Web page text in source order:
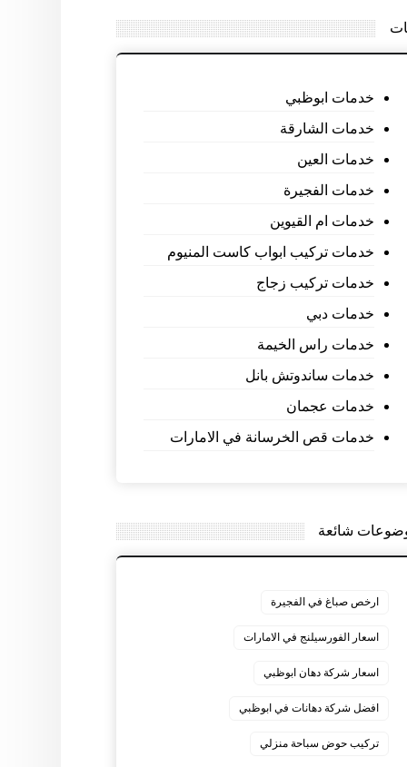
خدمات ابوظبي
خدمات الشارقة
خدمات العين
خدمات الفجيرة
خدمات ام القيوين
خدمات تركيب ابواب كاست المنيوم
خدمات تركيب زجاج
خدمات دبي
خدمات راس الخيمة
خدمات ساندوتش بانل
خدمات عجمان
خدمات قص الخرسانة في الامارات
شائعة
ارخص صباغ في الفجيرة
اسعار الفورسيلنج في الامارات
اسعار شركة دهان ابوظبي
افضل شركة دهانات في ابوظبي
تركيب حوض سباحة منزلي